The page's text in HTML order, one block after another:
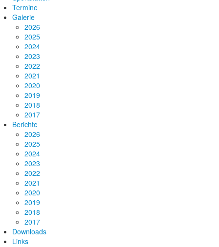
Termine
Galerie
2026
2025
2024
2023
2022
2021
2020
2019
2018
2017
Berichte
2026
2025
2024
2023
2022
2021
2020
2019
2018
2017
Downloads
Links